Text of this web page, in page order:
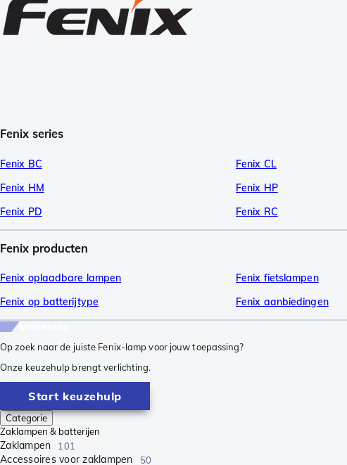
Fenix series
Fenix BC Fenix CL
Fenix HM
Fenix HP
Fenix PD
Fenix RC
Fenix producten
Fenix oplaadbare lampen Fenix fietslampen
Fenix op batterijtype
Fenix aanbiedingen
Op zoek naar de juiste Fenix-lamp voor jouw toepassing?
Onze keuzehulp brengt verlichting.
Start keuzehulp
Categorie
Zaklampen & batterijen
Zaklampen 101
Accessoires voor zaklampen 50